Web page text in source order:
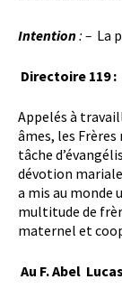
Intention: – La
Directoire 119 :
Appelés à
âmes, les
tâche
dévotion mariale
a mis au monde
multitude de
maternel et
Au F. Abel